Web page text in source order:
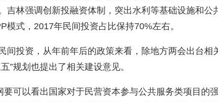
吉林强调创新投融资体制，突出水利等基础设施和公
模式，2017年民间投资占比保持70%左右。
间投资，从年前年后的政策来看，除地方两会出台相
”规划也提出了相关建设意见。
要可以看出国家对于民营资本参与公共服务类项目的强